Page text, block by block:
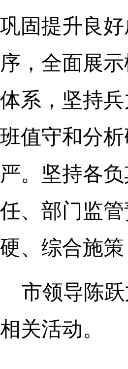
巩固提升良
序，全面展
体系，坚持
班值守和分
严。坚持各
任、部门监
硬、综合施
市领导陈
相关活动。